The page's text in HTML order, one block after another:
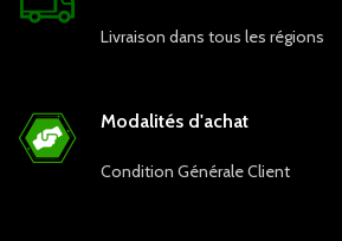
Livraison dans tous les régions
Modalités d'achat
Condition Générale Client